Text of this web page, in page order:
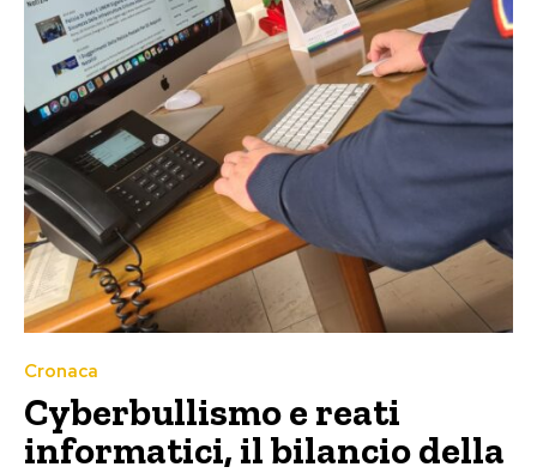
Cronaca
Cyberbullismo e reati
informatici, il bilancio della